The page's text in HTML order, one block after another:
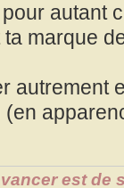
autant
marque
autrement
(en
est de